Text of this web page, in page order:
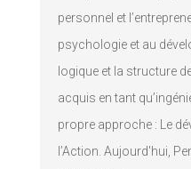
personnel et
psychologie et au
logique et la structure
acquis en tant
propre approche : Le
l’Action. Aujourd'hui,